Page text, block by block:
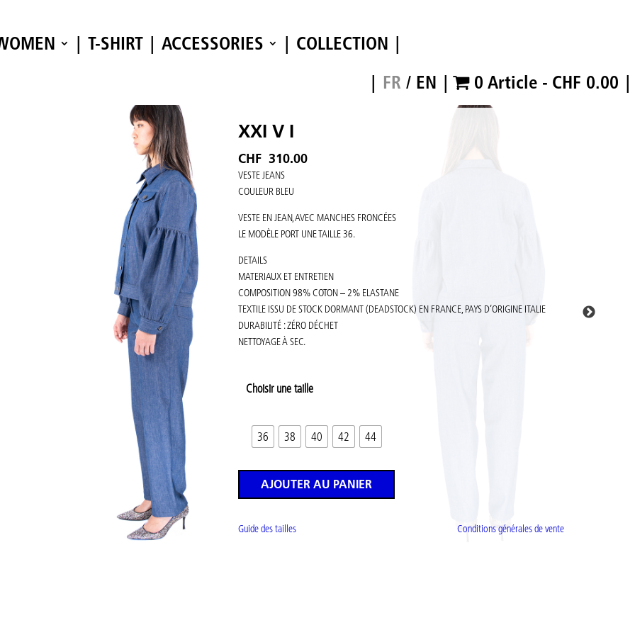
T-SHIRT ACCESSORIES
COLLECTION
FR / EN 0 Article CHF 0.00
XXI V I
CHF 310.00
VESTE JEANS
COULEUR BLEU
VESTE EN JEAN, AVEC MANCHES FRONCÉES
LE MODÈLE PORT UNE TAILLE 36.
DETAILS
MATERIAUX ET ENTRETIEN
COMPOSITION 98% COTON – 2% ELASTANE
TEXTILE ISSU DE STOCK DORMANT (DEADSTOCK) EN FRANCE, PAYS D’ORIGINE ITALIE
DURABILITÉ : ZÉRO DÉCHET
NETTOYAGE À SEC.
Choisir une taille
36 38 40 42 44
AJOUTER AU PANIER
Guide des tailles Conditions générales de vente